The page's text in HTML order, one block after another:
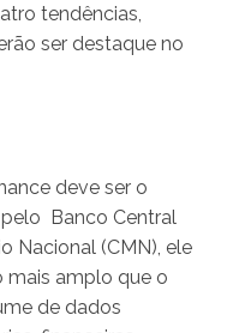
tendências,
ser destaque no
deve ser o
Banco Central
Nacional (CMN), ele
mais amplo que o
de dados